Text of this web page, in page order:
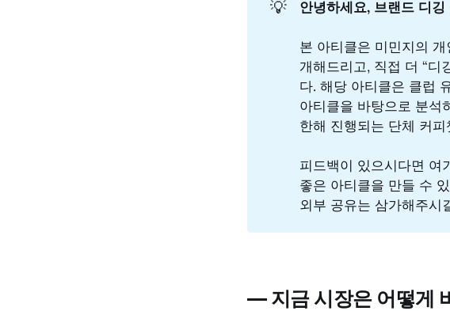
💡 안녕하세요, 브랜드 디
본 아티클은 미민지의
개해드리고, 직접 더 “디
다. 해당 아티클은 클럽
아티클을 바탕으로 분석
한해 진행되는 단체 커
피드백이 있으시다면 여
좋은 아티클을 만들 수
외부 공유는 삼가해주시
— 지금 시장은 어떻게